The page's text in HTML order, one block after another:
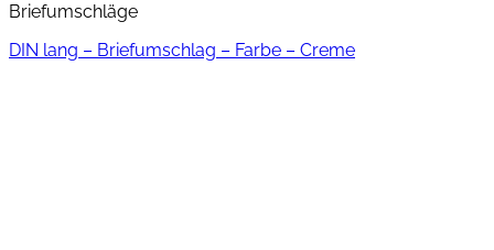
Briefumschläge
DIN lang – Briefumschlag – Farbe – Creme